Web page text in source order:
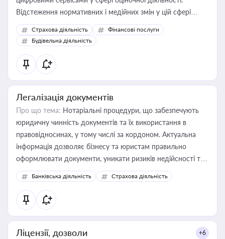
Відстеження нормативних і медійних змін у цій сфері
корисне для власника бізнесу, керівника, юриста або
бухгалтера під час оподаткування, приватизації, оренди
державного майна, корпоративних угод і перевірки
статусу суб'єктів оціночної діяльності
Страхова діяльність
Фінансові послуги
Будівельна діяльність
Легалізація документів
Про що тема: Нотаріальні процедури, що забезпечують
юридичну чинність документів та їх використання в
правовідносинах, у тому числі за кордоном. Актуальна
інформація дозволяє бізнесу та юристам правильно
оформлювати документи, уникати ризиків недійсності та
забезпечувати їх належне прийняття органами влади та
контрагентами
Банківська діяльність Страхова діяльність
Ліцензії, дозволи +6